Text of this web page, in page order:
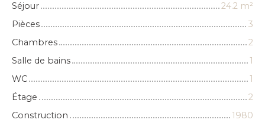
Séjour
24.2 m²
Pièces
3
Chambres
2
Salle de bains
1
WC
1
Étage
2
Construction
1980